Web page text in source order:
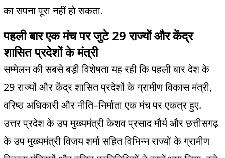
का सपना पूरा नहीं हो सकता.
पहली बार एक मंच पर जुटे 29राज्यों और केंद्र
शासित प्रदेशों के मंत्री
सम्मेलन की सबसे बड़ी विशेषता यह रही कि पहली बार देश के
29राज्यों और केंद्र शासित प्रदेशों के ग्रामीण विकास मंत्री,
वरिष्ठ अधिकारी और नीति–निर्माता एक मंच पर एकत्र हुए.
उत्तर प्रदेश के उप मुख्यमंत्री केशव प्रसाद मौर्य और छत्तीसगढ़
के उप मुख्यमंत्री विजय शर्मा सहित विभिन्न राज्यों के ग्रामीण